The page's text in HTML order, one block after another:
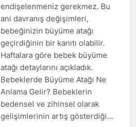
endişelenmeniz gerekmez. Bu
ani davranış değişimleri,
bebeğinizin büyüme atağı
geçirdiğinin bir kanıtı olabilir.
Haftalara göre bebek büyüme
atağı detaylarını açıkladık.
Bebeklerde Büyüme Atağı Ne
Anlama Gelir? Bebeklerin
bedensel ve zihinsel olarak
gelişimlerinin artış gösterdiği…